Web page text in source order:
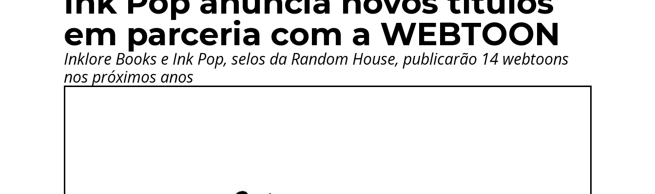
em parceria com a WEBTOON
Inklore Books e Ink Pop, selos da Random House, publicarão 14 webtoons
nos próximos anos